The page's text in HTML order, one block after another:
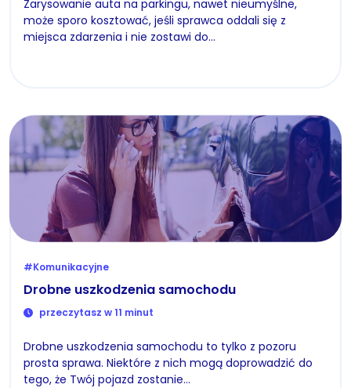
Zarysowanie auta na parkingu, nawet nieumyślne,
może sporo kosztować, jeśli sprawca oddali się z
miejsca zdarzenia i nie zostawi do…
#Komunikacyjne
Drobne uszkodzenia samochodu
przeczytasz w 11 minut
Drobne uszkodzenia samochodu to tylko z pozoru
prosta sprawa. Niektóre z nich mogą doprowadzić do
tego, że Twój pojazd zostanie…